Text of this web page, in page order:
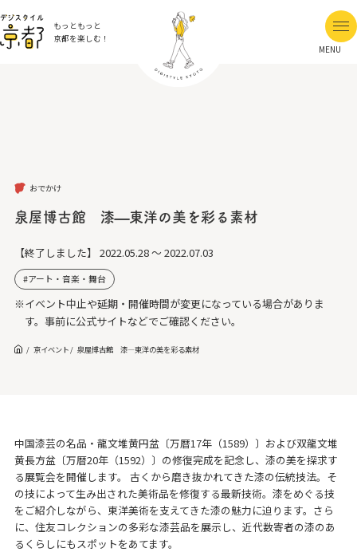
もっともっと
京都を楽しむ！
MENU
おでかけ
泉屋博古館 漆—東洋の美を彩る素材
【終了しました】 2022.05.28 ～ 2022.07.03
アート・音楽・舞台
※イベント中止や延期・開催時間が変更になっている場合がありま
す。事前に公式サイトなどでご確認ください。
京イベント 泉屋博古館 漆—東洋の美を彩る素材
中国漆芸の名品・龍文堆黄円盆〔万暦17年（1589）〕および双龍文堆
黄長方盆〔万暦20年（1592）〕の修復完成を記念し、漆の美を探求す
る展覧会を開催します。 古くから磨き抜かれてきた漆の伝統技法。そ
の技によって生み出された美術品を修復する最新技術。漆をめぐる技
をご紹介しながら、東洋美術を支えてきた漆の魅力に迫ります。さら
に、住友コレクションの多彩な漆芸品を展示し、近代数寄者の漆のあ
るくらしにもスポットをあてます。